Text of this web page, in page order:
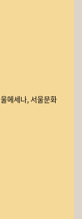
메세나, 서울문화